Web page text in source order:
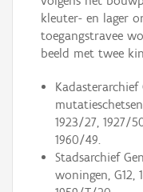
kleuter- en lager
toegangstravee
beeld met twee
Kadasterarchief
1923/27, 1927/
1960/49.
Stadsarchief
woningen, G12,